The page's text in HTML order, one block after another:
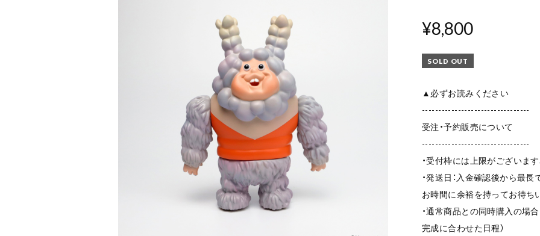
¥8,800
SOLD OUT
▲必ずお読みください
---------------------------------
受注・予約販売について
---------------------------------
・受付枠には上限がございます
・発送日：入金確認後から最
お時間に余裕を持ってお待ち
・通常商品との同時購入の場
完成に合わせた日程）